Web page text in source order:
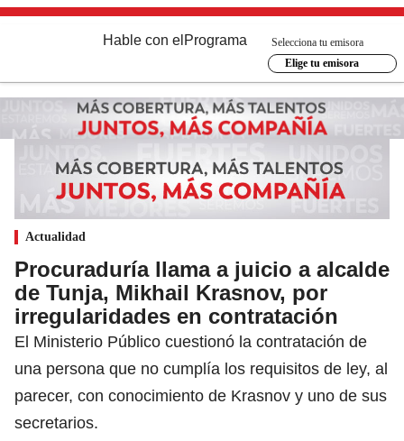
Hable con el Programa
Selecciona tu emisora
Elige tu emisora
Actualidad
Procuraduría llama a juicio a alcalde
de Tunja, Mikhail Krasnov, por
irregularidades en contratación
El Ministerio Público cuestionó la contratación de
una persona que no cumplía los requisitos de ley, al
parecer, con conocimiento de Krasnov y uno de sus
secretarios.